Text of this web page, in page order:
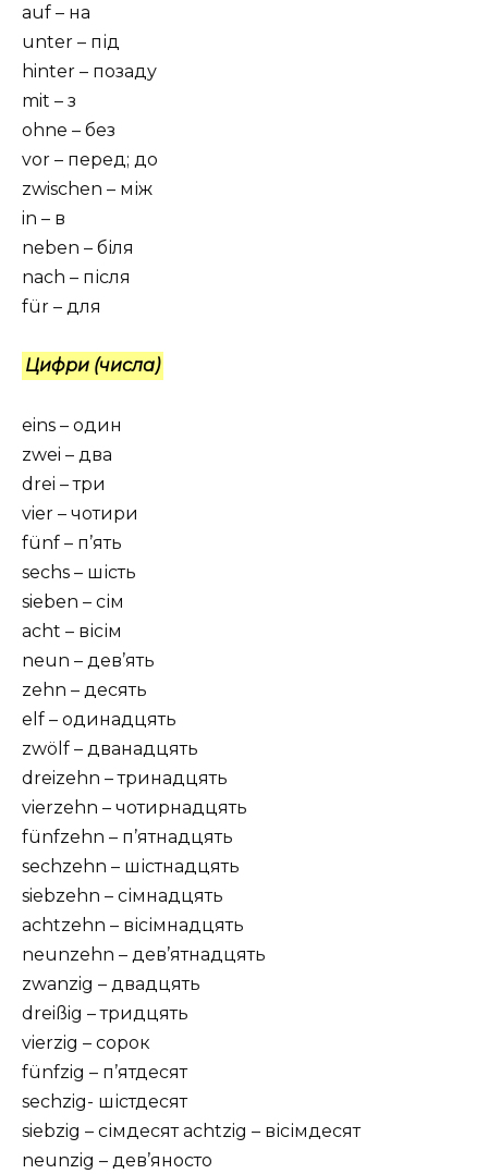
auf – на
unter – під
hinter – позаду
mit – з
ohne – без
vor – перед; до
zwischen – між
in – в
neben – біля
nach – після
für – для
Цифри (числа)
eins – один
zwei – два
drei – три
vier – чотири
fünf – п’ять
sechs – шість
sieben – сім
acht – вісім
neun – дев’ять
zehn – десять
elf – одинадцять
zwölf – дванадцять
dreizehn – тринадцять
vierzehn – чотирнадцять
fünfzehn – п’ятнадцять
sechzehn – шістнадцять
siebzehn – сімнадцять
achtzehn – вісімнадцять
neunzehn – дев’ятнадцять
zwanzig – двадцять
dreißig – тридцять
vierzig – сорок
fünfzig – п’ятдесят
sechzig- шістдесят
siebzig – сімдесят achtzig – вісімдесят
neunzig – дев’яносто